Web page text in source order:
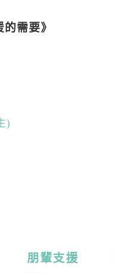
需要》
)
朋輩支援